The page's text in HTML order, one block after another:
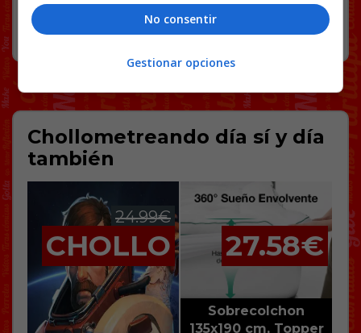
RANDOM
No consentir
Gestionar opciones